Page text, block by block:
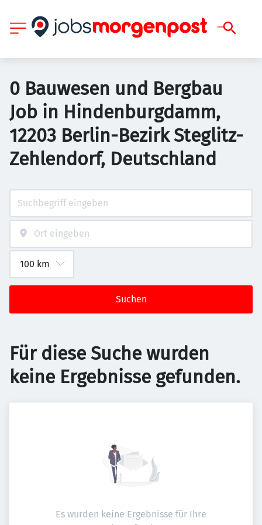
0 Bauwesen und Bergbau
Job in Hindenburgdamm,
12203 Berlin-Bezirk Steglitz-
Zehlendorf, Deutschland
Suchen
Für diese Suche wurden
keine Ergebnisse gefunden.
Es wurden keine Ergebnisse für Ihre